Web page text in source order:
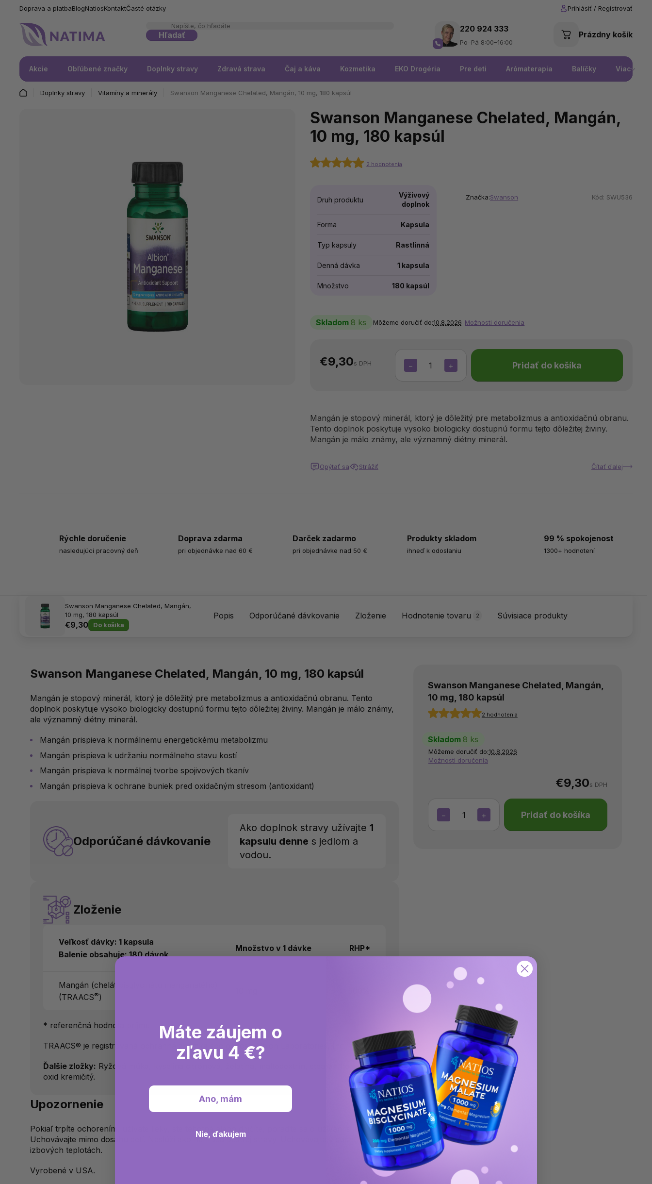
Doprava a platbaBlogNatiosKontaktČasté otázky
Hľadať Prázdny košík
220 924 333
Po–Pá 8:00–16:00
Akcie Obľúbené značky Doplnky stravy Zdravá strava Čaj a káva Kozmetika EKO Drogéria Pre deti Arómaterapia Balíčky Viac
Doplnky stravy Vitamíny a minerály Swanson Manganese Chelated, Mangán, 10 mg, 180 kapsúl
Swanson Manganese Chelated, Mangán,
10 mg, 180 kapsúl
€9,30s DPH +
− Pridať do košíka
Mangán je stopový minerál, ktorý je dôležitý pre metabolizmus a antioxidačnú obranu.
Tento doplnok poskytuje vysoko biologicky dostupnú formu tejto dôležitej živiny.
Mangán je málo známy, ale významný diétny minerál.
Čítať ďalej
Opýtať sa Strážiť
Značka:Swanson Kód: SWU536
2 hodnotenia
Druh produktu
Výživový
doplnok
Forma Kapsula
Typ kapsuly Rastlinná
Denná dávka 1 kapsula
Množstvo 180 kapsúl
Skladom 8 ks Môžeme doručiť do:10.8.2026 Možnosti doručenia
Rýchle doručenie
nasledujúci pracovný deň
Doprava zdarma
pri objednávke nad 60 €
Darček zadarmo
pri objednávke nad 50 €
Produkty skladom
ihneď k odoslaniu
99 % spokojenost
1300+ hodnotení
Swanson Manganese Chelated, Mangán,
10 mg, 180 kapsúl
€9,30 Do košíka
Popis Odporúčané dávkovanie Zloženie Hodnotenie tovaru 2 Súvisiace produkty
Swanson Manganese Chelated, Mangán, 10 mg, 180 kapsúl
Mangán je stopový minerál, ktorý je dôležitý pre metabolizmus a antioxidačnú obranu. Tento
doplnok poskytuje vysoko biologicky dostupnú formu tejto dôležitej živiny. Mangán je málo známy,
ale významný diétny minerál.
Mangán prispieva k normálnemu energetickému metabolizmu
Mangán prispieva k udržaniu normálneho stavu kostí
Mangán prispieva k normálnej tvorbe spojivových tkanív
Mangán prispieva k ochrane buniek pred oxidačným stresom (antioxidant)
Odporúčané dávkovanie
Ako doplnok stravy užívajte 1
kapsulu denne s jedlom a
vodou.
Zloženie
Veľkosť dávky: 1 kapsula
Balenie obsahuje: 180 dávok
Množstvo v 1 dávke RHP*
Mangán (chelát bisglycinátu manganatého)
(TRAACS®)
* referenčná hodnota príjmu
TRAACS® je registrovaná ochranná známka spoločnosti Albion Laboratories, Inc.
Ďalšie zložky: Ryžová múka, kyselina citrónová, želatína, maltodextrín, stearan horečnatý,
oxid kremičitý.
Upozornenie
Pokiaľ trpíte ochorením, užívate lieky, ste tehotná alebo dojčíte, poraďte sa o užívaní s lekárom.
Uchovávajte mimo dosahu detí. Neslúži ako náhrada pestrej stravy. Uchovávajte v suchu pri
izbových teplotách.
Vyrobené v USA.
Swanson Manganese Chelated, Mangán,
10 mg, 180 kapsúl
2 hodnotenia
Skladom 8 ks
Môžeme doručiť do:10.8.2026
Možnosti doručenia
€9,30s DPH
+
− Pridať do košíka
Máte záujem o
zľavu 4 €?
Ano, mám
Nie, ďakujem